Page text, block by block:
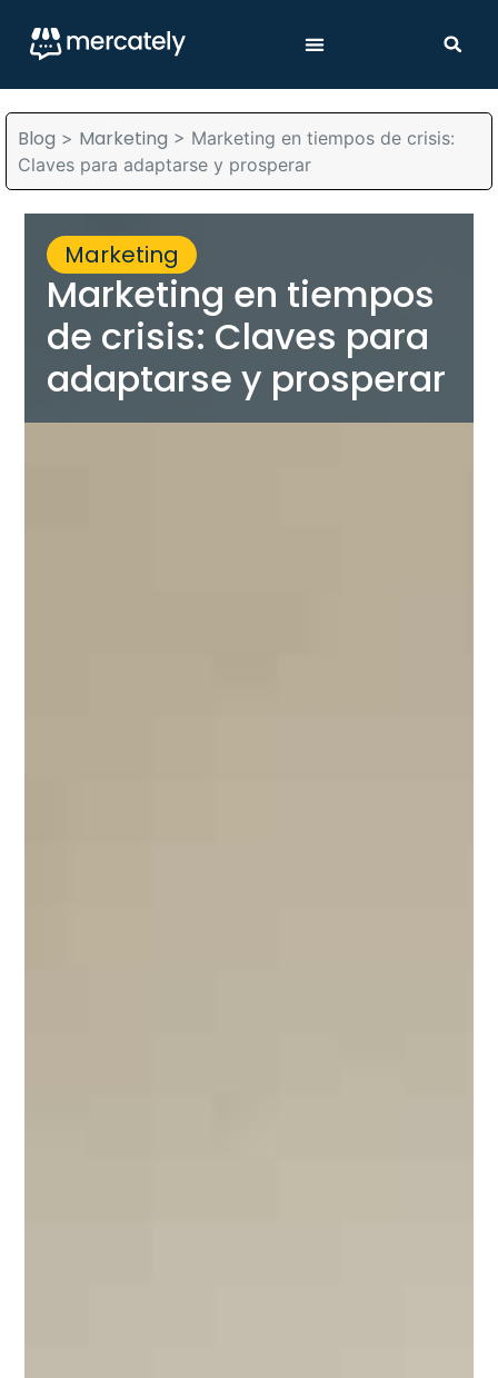
Blog > Marketing > Marketing en tiempos de crisis:
Claves para adaptarse y prosperar
Marketing
Marketing en tiempos
de crisis: Claves para
adaptarse y prosperar